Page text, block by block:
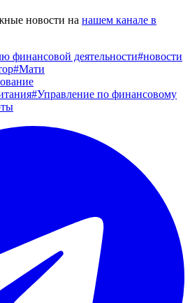
новости на нашем канале в
финансовой деятельности#новости
#Мати
#Управление по финансовому